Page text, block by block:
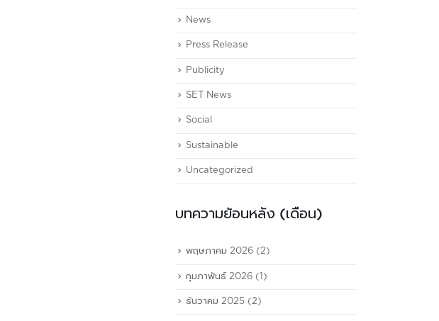
News
Press Release
Publicity
SET News
Social
Sustainable
Uncategorized
บทความย้อนหลัง (เดือน)
พฤษภาคม 2026 (2)
กุมภาพันธ์ 2026 (1)
ธันวาคม 2025 (2)